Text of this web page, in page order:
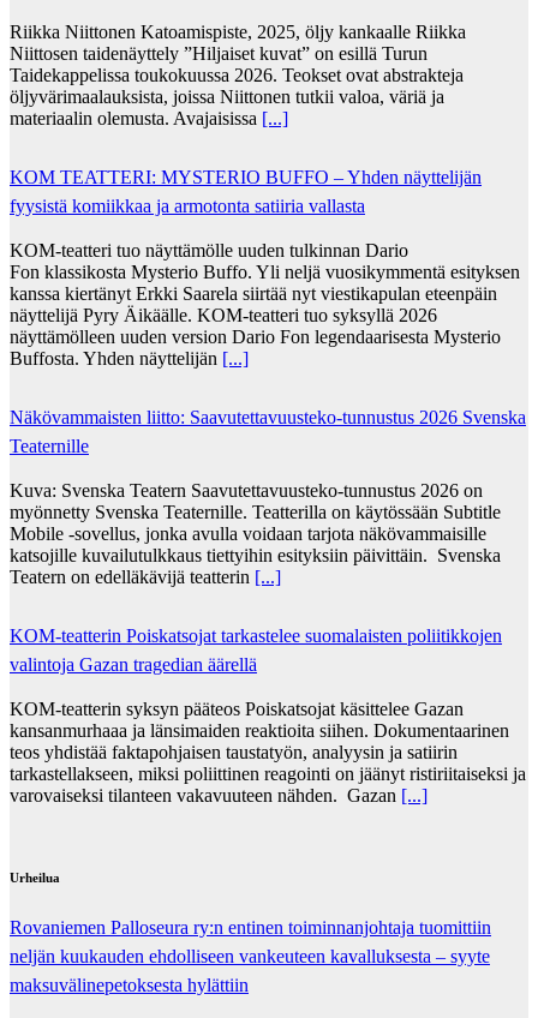
Riikka Niittonen Katoamispiste, 2025, öljy kankaalle Riikka
Niittosen taidenäyttely ”Hiljaiset kuvat” on esillä Turun
Taidekappelissa toukokuussa 2026. Teokset ovat abstrakteja
öljyvärimaalauksista, joissa Niittonen tutkii valoa, väriä ja
materiaalin olemusta. Avajaisissa [...]
KOM TEATTERI: MYSTERIO BUFFO – Yhden näyttelijän
fyysistä komiikkaa ja armotonta satiiria vallasta
KOM-teatteri tuo näyttämölle uuden tulkinnan Dario
Fon klassikosta Mysterio Buffo. Yli neljä vuosikymmentä esityksen
kanssa kiertänyt Erkki Saarela siirtää nyt viestikapulan eteenpäin
näyttelijä Pyry Äikäälle. KOM-teatteri tuo syksyllä 2026
näyttämölleen uuden version Dario Fon legendaarisesta Mysterio
Buffosta. Yhden näyttelijän [...]
Näkövammaisten liitto: Saavutettavuusteko-tunnustus 2026 Svenska
Teaternille
Kuva: Svenska Teatern Saavutettavuusteko-tunnustus 2026 on
myönnetty Svenska Teaternille. Teatterilla on käytössään Subtitle
Mobile -sovellus, jonka avulla voidaan tarjota näkövammaisille
katsojille kuvailutulkkaus tiettyihin esityksiin päivittäin. Svenska
Teatern on edelläkävijä teatterin [...]
KOM-teatterin Poiskatsojat tarkastelee suomalaisten poliitikkojen
valintoja Gazan tragedian äärellä
KOM-teatterin syksyn pääteos Poiskatsojat käsittelee Gazan
kansanmurhaaa ja länsimaiden reaktioita siihen. Dokumentaarinen
teos yhdistää faktapohjaisen taustatyön, analyysin ja satiirin
tarkastellakseen, miksi poliittinen reagointi on jäänyt ristiriitaiseksi ja
varovaiseksi tilanteen vakavuuteen nähden. Gazan [...]
Urheilua
Rovaniemen Palloseura ry:n entinen toiminnanjohtaja tuo­mit­tiin
neljän kuu­kau­den eh­dol­li­seen van­keu­teen ka­val­luk­ses­ta – syyte
mak­su­vä­li­ne­pe­tok­ses­ta hy­lät­tiin